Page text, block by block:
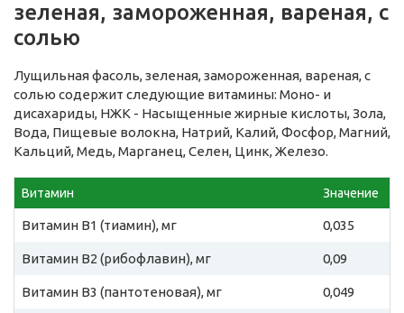
зеленая, замороженная, вареная, с
солью
Лущильная фасоль, зеленая, замороженная, вареная, с
солью содержит следующие витамины: Моно- и
дисахариды, НЖК - Насыщенные жирные кислоты, Зола,
Вода, Пищевые волокна, Натрий, Калий, Фосфор, Магний,
Кальций, Медь, Марганец, Селен, Цинк, Железо.
Витамин Значение
Витамин B1 (тиамин), мг 0,035
Витамин B2 (рибофлавин), мг 0,09
Витамин B3 (пантотеновая), мг 0,049